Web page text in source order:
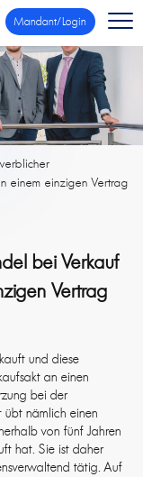
Mandant/Login
einem einzigen Vertrag
bei Verkauf
Vertrag
und diese
an einen
bei der
übt nämlich einen
von fünf Jahren
hat. Sie ist daher
tätig. Auf